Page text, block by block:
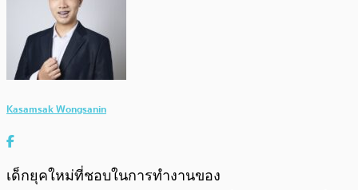
Kasamsak Wongsanin
เด็กยุคใหม่ที่ชอบในการทำงานของ